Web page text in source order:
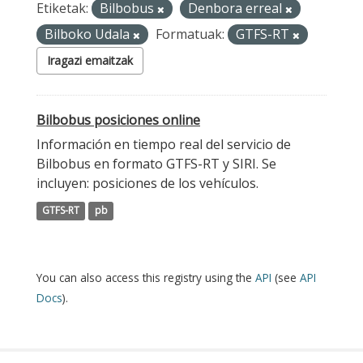
Etiketak: Bilbobus
Denbora erreal
Bilboko Udala
Formatuak: GTFS-RT
Iragazi emaitzak
Bilbobus posiciones online
Información en tiempo real del servicio de
Bilbobus en formato GTFS-RT y SIRI. Se
incluyen: posiciones de los vehículos.
GTFS-RT pb
You can also access this registry using the API (see API
Docs).